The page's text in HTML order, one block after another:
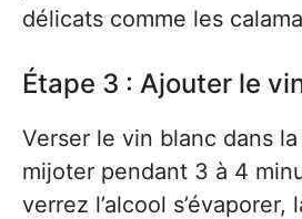
délicats comme les
Étape 3 : Ajouter le
Verser le vin blanc dans
mijoter pendant 3 à 4
verrez l’alcool s’évaporer,